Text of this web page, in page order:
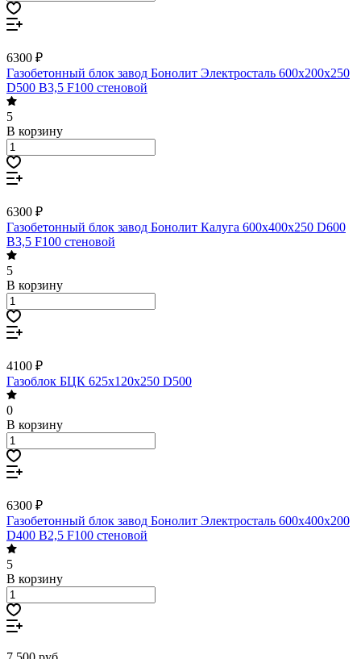
6300 ₽
Газобетонный блок завод Бонолит Электросталь 600х200х250
D500 B3,5 F100 стеновой
5
В корзину
6300 ₽
Газобетонный блок завод Бонолит Калуга 600х400х250 D600
B3,5 F100 стеновой
5
В корзину
4100 ₽
Газоблок БЦК 625х120х250 D500
0
В корзину
6300 ₽
Газобетонный блок завод Бонолит Электросталь 600х400х200
D400 B2,5 F100 стеновой
5
В корзину